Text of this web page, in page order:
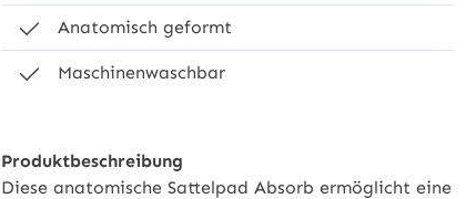
Anatomisch geformt
Maschinenwaschbar
Produktbeschreibung
Diese anatomische Sattelpad Absorb ermöglicht eine